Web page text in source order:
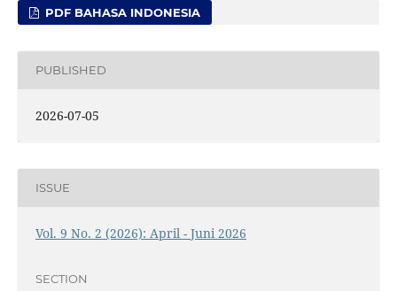
PDF BAHASA INDONESIA
PUBLISHED
2026-07-05
ISSUE
Vol. 9 No. 2 (2026): April - Juni 2026
SECTION